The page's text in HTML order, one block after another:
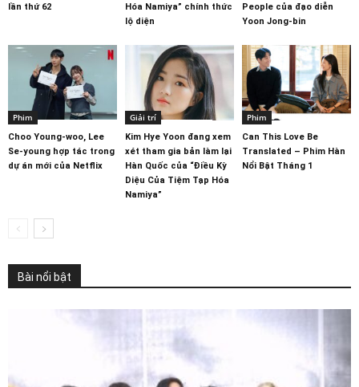
lần thứ 62
Hóa Namiya” chính thức
lộ diện
People của đạo diễn
Yoon Jong-bin
Phim
Choo Young-woo, Lee
Se-young hợp tác trong
dự án mới của Netflix
Giải trí
Kim Hye Yoon đang xem
xét tham gia bản làm lại
Hàn Quốc của “Điều Kỳ
Diệu Của Tiệm Tạp Hóa
Namiya”
Phim
Can This Love Be
Translated – Phim Hàn
Nổi Bật Tháng 1
Bài nổi bật